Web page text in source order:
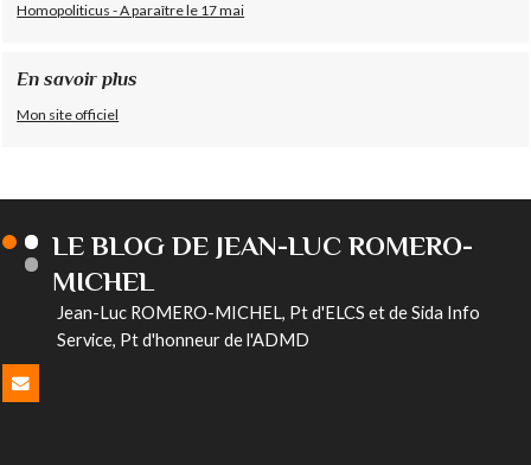
Homopoliticus - A paraître le 17 mai
En savoir plus
Mon site officiel
LE BLOG DE JEAN-LUC ROMERO-
MICHEL
Jean-Luc ROMERO-MICHEL, Pt d'ELCS et de Sida Info
Service, Pt d'honneur de l'ADMD